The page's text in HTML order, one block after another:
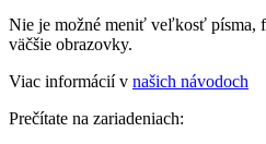
Nie je možné meniť veľkosť písma,
väčšie obrazovky.
Viac informácií v našich návodoch
Prečítate na zariadeniach: